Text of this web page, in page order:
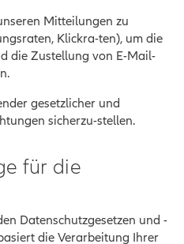
Mitteilungen zu
Klickra-ten), um die
die Zustellung von E-Mail-
gesetzlicher und
sicherzu-stellen.
für die
Datenschutzgesetzen und -
die Verarbeitung Ihrer